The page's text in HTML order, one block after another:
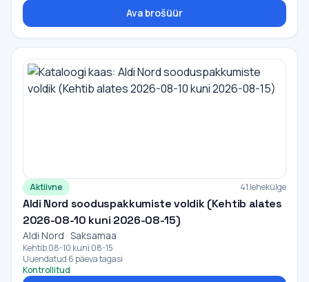
Ava brošüür
Aktiivne 41 lehekülge
Aldi Nord sooduspakkumiste voldik (Kehtib alates
2026-08-10 kuni 2026-08-15)
Aldi Nord · Saksamaa
Kehtib 08-10 kuni 08-15
Uuendatud 6 päeva tagasi
Kontrollitud